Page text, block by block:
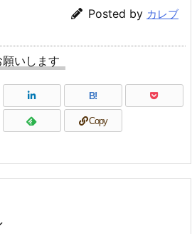
Posted by カレブ
いします
B!
Copy